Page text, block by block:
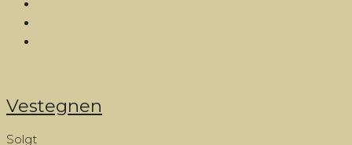
Vestegnen
Solgt